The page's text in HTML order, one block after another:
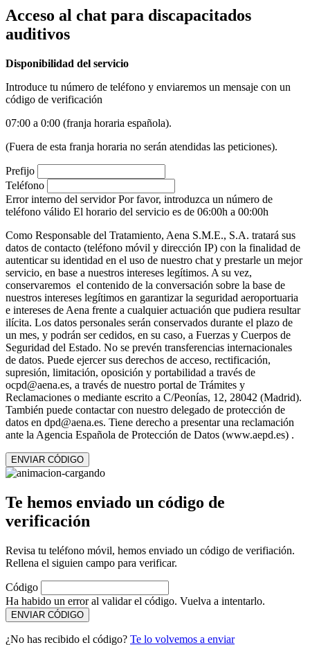
Acceso al chat para discapacitados
auditivos
Disponibilidad del servicio
Introduce tu número de teléfono y enviaremos un mensaje con un
código de verificación
07:00 a 0:00 (franja horaria española).
(Fuera de esta franja horaria no serán atendidas las peticiones).
Prefijo
Teléfono
Error interno del servidor Por favor, introduzca un número de
teléfono válido El horario del servicio es de 06:00h a 00:00h
Como Responsable del Tratamiento, Aena S.M.E., S.A. tratará sus
datos de contacto (teléfono móvil y dirección IP) con la finalidad de
autenticar su identidad en el uso de nuestro chat y prestarle un mejor
servicio, en base a nuestros intereses legítimos. A su vez,
conservaremos el contenido de la conversación sobre la base de
nuestros intereses legítimos en garantizar la seguridad aeroportuaria
e intereses de Aena frente a cualquier actuación que pudiera resultar
ilícita. Los datos personales serán conservados durante el plazo de
un mes, y podrán ser cedidos, en su caso, a Fuerzas y Cuerpos de
Seguridad del Estado. No se prevén transferencias internacionales
de datos. Puede ejercer sus derechos de acceso, rectificación,
supresión, limitación, oposición y portabilidad a través de
ocpd@aena.es, a través de nuestro portal de Trámites y
Reclamaciones o mediante escrito a C/Peonías, 12, 28042 (Madrid).
También puede contactar con nuestro delegado de protección de
datos en dpd@aena.es. Tiene derecho a presentar una reclamación
ante la Agencia Española de Protección de Datos (www.aepd.es) .
ENVIAR CÓDIGO
Te hemos enviado un código de
verificación
Revisa tu teléfono móvil, hemos enviado un código de verifiación.
Rellena el siguien campo para verificar.
Código
Ha habido un error al validar el código. Vuelva a intentarlo.
ENVIAR CÓDIGO
¿No has recibido el código? Te lo volvemos a enviar